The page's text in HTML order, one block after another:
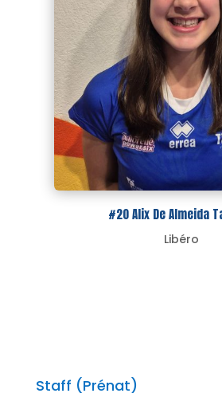
#20 Alix De Almeida
Libéro
Staff (Prénat)